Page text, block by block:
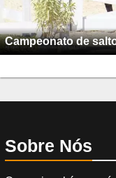
Campeonato de
Sobre Nós